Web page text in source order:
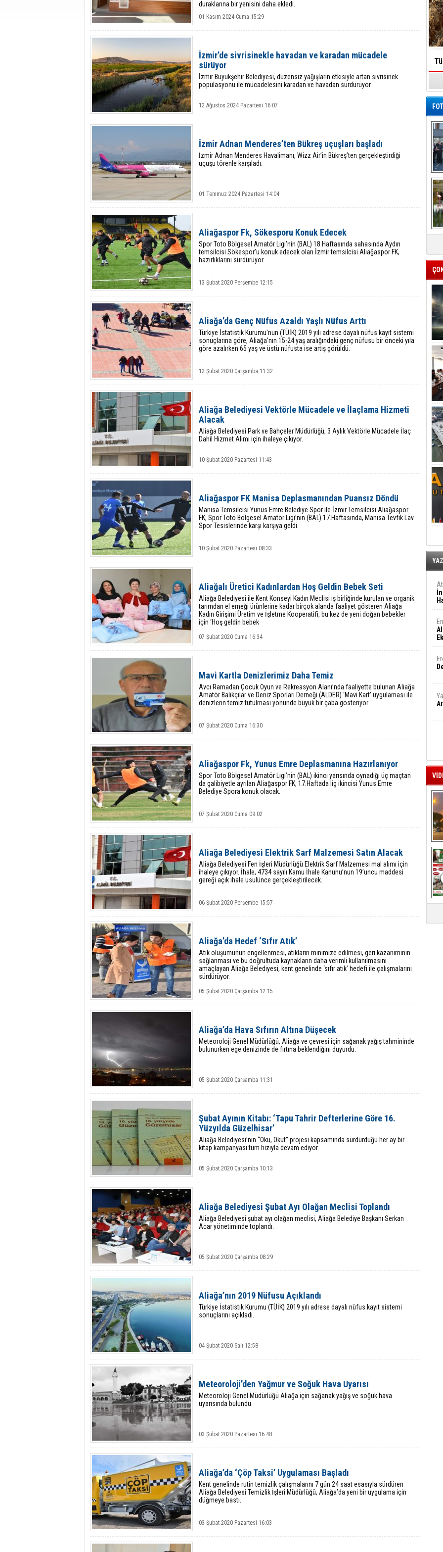
duraklarına bir yenisini daha ekledi.
01 Kasım 2024 Cuma 15:29
İzmir’de sivrisinekle havadan ve karadan mücadele
sürüyor
İzmir Büyükşehir Belediyesi, düzensiz yağışların etkisiyle artan sivrisinek
popülasyonu ile mücadelesini karadan ve havadan sürdürüyor.
12 Ağustos 2024 Pazartesi 16:07
İzmir Adnan Menderes’ten Bükreş uçuşları başladı
İzmir Adnan Menderes Havalimanı, Wizz Air’in Bükreş’ten gerçekleştirdiği
uçuşu törenle karşıladı.
01 Temmuz 2024 Pazartesi 14:04
Aliağaspor Fk, Sökesporu Konuk Edecek
Spor Toto Bölgesel Amatör Ligi’nin (BAL) 18.Haftasında sahasında Aydın
temsilcisi Sökespor’u konuk edecek olan İzmir temsilcisi Aliağaspor FK,
hazırlıklarını sürdürüyor.
13 Şubat 2020 Perşembe 12:15
Aliağa’da Genç Nüfus Azaldı Yaşlı Nüfus Arttı
Türkiye İstatistik Kurumu’nun (TÜİK) 2019 yılı adrese dayalı nüfus kayıt sistemi
sonuçlarına göre, Aliağa’nın 15-24 yaş aralığındaki genç nüfusu bir önceki yıla
göre azalırken 65 yaş ve üstü nüfusta ise artış görüldü.
12 Şubat 2020 Çarşamba 11:32
Aliağa Belediyesi Vektörle Mücadele ve İlaçlama Hizmeti
Alacak
Aliağa Belediyesi Park ve Bahçeler Müdürlüğü, 3 Aylık Vektörle Mücadele İlaç
Dahil Hizmet Alımı için ihaleye çıkıyor.
10 Şubat 2020 Pazartesi 11:43
Aliağaspor FK Manisa Deplasmanından Puansız Döndü
Manisa Temsilcisi Yunus Emre Belediye Spor ile İzmir Temsilcisi Aliağaspor
FK, Spor Toto Bölgesel Amatör Ligi’nin (BAL) 17.Haftasında, Manisa Tevfik Lav
Spor Tesislerinde karşı karşıya geldi.
10 Şubat 2020 Pazartesi 08:33
Aliağalı Üretici Kadınlardan Hoş Geldin Bebek Seti
Aliağa Belediyesi ile Kent Konseyi Kadın Meclisi iş birliğinde kurulan ve organik
tarımdan el emeği ürünlerine kadar birçok alanda faaliyet gösteren Aliağa
Kadın Girişimi Üretim ve İşletme Kooperatifi, bu kez de yeni doğan bebekler
için ‘Hoş geldin bebek
07 Şubat 2020 Cuma 16:34
Mavi Kartla Denizlerimiz Daha Temiz
Avcı Ramadan Çocuk Oyun ve Rekreasyon Alanı’nda faaliyette bulunan Aliağa
Amatör Balıkçılar ve Deniz Sporları Derneği (ALDER) ‘Mavi Kart’ uygulaması ile
denizlerin temiz tutulması yönünde büyük bir çaba gösteriyor.
07 Şubat 2020 Cuma 16:30
Aliağaspor Fk, Yunus Emre Deplasmanına Hazırlanıyor
Spor Toto Bölgesel Amatör Ligi’nin (BAL) ikinci yarısında oynadığı üç maçtan
da galibiyetle ayrılan Aliağaspor FK, 17.Haftada lig ikincisi Yunus Emre
Belediye Spora konuk olacak.
07 Şubat 2020 Cuma 09:02
Aliağa Belediyesi Elektrik Sarf Malzemesi Satın Alacak
Aliağa Belediyesi Fen İşleri Müdürlüğü Elektrik Sarf Malzemesi mal alımı için
ihaleye çıkıyor. İhale, 4734 sayılı Kamu İhale Kanunu’nun 19’uncu maddesi
gereği açık ihale usulünce gerçekleştirilecek.
06 Şubat 2020 Perşembe 15:57
Aliağa’da Hedef ‘Sıfır Atık’
Atık oluşumunun engellenmesi, atıkların minimize edilmesi, geri kazanımının
sağlanması ve bu doğrultuda kaynakların daha verimli kullanılmasını
amaçlayan Aliağa Belediyesi, kent genelinde ‘sıfır atık’ hedefi ile çalışmalarını
sürdürüyor.
05 Şubat 2020 Çarşamba 12:15
Aliağa’da Hava Sıfırın Altına Düşecek
Meteoroloji Genel Müdürlüğü, Aliağa ve çevresi için sağanak yağış tahmininde
bulunurken ege denizinde de fırtına beklendiğini duyurdu.
05 Şubat 2020 Çarşamba 11:31
Şubat Ayının Kitabı: ‘Tapu Tahrir Defterlerine Göre 16.
Yüzyılda Güzelhisar’
Aliağa Belediyesi’nin “Oku, Okut” projesi kapsamında sürdürdüğü her ay bir
kitap kampanyası tüm hızıyla devam ediyor.
05 Şubat 2020 Çarşamba 10:13
Aliağa Belediyesi Şubat Ayı Olağan Meclisi Toplandı
Aliağa Belediyesi şubat ayı olağan meclisi, Aliağa Belediye Başkanı Serkan
Acar yönetiminde toplandı.
05 Şubat 2020 Çarşamba 08:29
Aliağa’nın 2019 Nüfusu Açıklandı
Türkiye İstatistik Kurumu (TÜİK) 2019 yılı adrese dayalı nüfus kayıt sistemi
sonuçlarını açıkladı.
04 Şubat 2020 Salı 12:58
Meteoroloji’den Yağmur ve Soğuk Hava Uyarısı
Meteoroloji Genel Müdürlüğü Aliağa için sağanak yağış ve soğuk hava
uyarısında bulundu.
03 Şubat 2020 Pazartesi 16:48
Aliağa’da ‘Çöp Taksi’ Uygulaması Başladı
Kent genelinde rutin temizlik çalışmalarını 7 gün 24 saat esasıyla sürdüren
Aliağa Belediyesi Temizlik İşleri Müdürlüğü, Aliağa’da yeni bir uygulama için
düğmeye bastı.
03 Şubat 2020 Pazartesi 16:03